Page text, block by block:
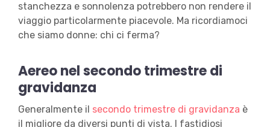
stanchezza e sonnolenza potrebbero non rendere il
viaggio particolarmente piacevole. Ma ricordiamoci
che siamo donne: chi ci ferma?
Aereo nel secondo trimestre di
gravidanza
Generalmente il secondo trimestre di gravidanza è
il migliore da diversi punti di vista. I fastidiosi